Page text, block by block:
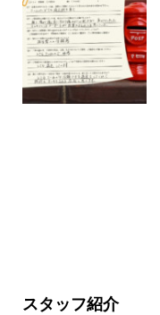
スタッフ紹介